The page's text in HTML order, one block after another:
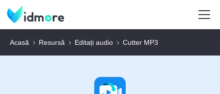
Acasă Resursă Editați audio Cutter MP3